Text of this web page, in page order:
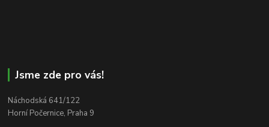
Jsme zde pro vás!
Náchodská 641/122
Horní Počernice, Praha 9